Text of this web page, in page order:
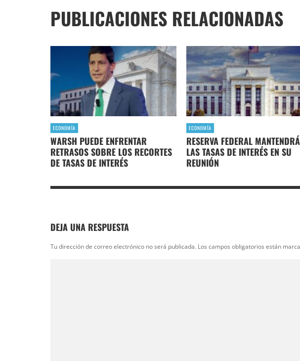
PUBLICACIONES RELACIONADAS
ECONOMÍA
WARSH PUEDE ENFRENTAR
RETRASOS SOBRE LOS RECORTES
DE TASAS DE INTERÉS
ECONOMÍA
RESERVA FEDERAL MANTENDRÁ
LAS TASAS DE INTERÉS EN SU
REUNIÓN
DEJA UNA RESPUESTA
Tu dirección de correo electrónico no será publicada. Los campos obligatorios están